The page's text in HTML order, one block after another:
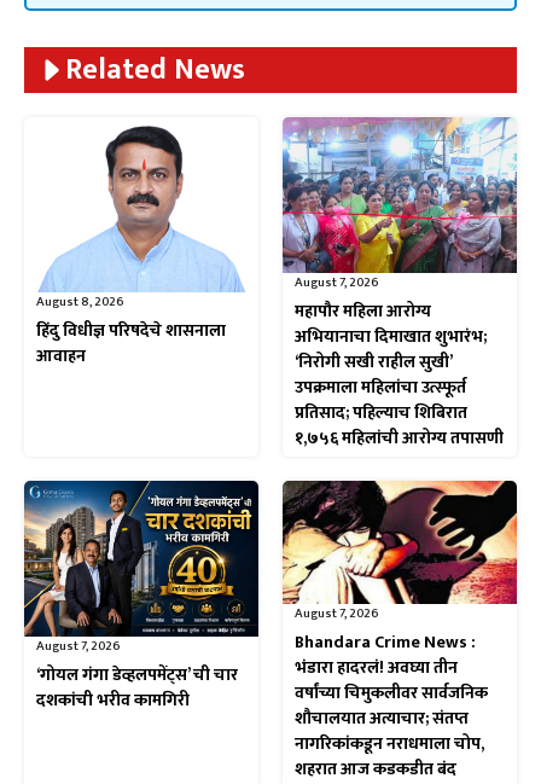
Related News
August 8, 2026
हिंदु विधीज्ञ परिषदेचे शासनाला
आवाहन
August 7, 2026
महापौर महिला आरोग्य
अभियानाचा दिमाखात शुभारंभ;
‘निरोगी सखी राहील सुखी’
उपक्रमाला महिलांचा उत्स्फूर्त
प्रतिसाद; पहिल्याच शिबिरात
१,७५६ महिलांची आरोग्य तपासणी
August 7, 2026
‘गोयल गंगा डेव्हलपमेंट्स’ ची चार
दशकांची भरीव कामगिरी
August 7, 2026
Bhandara Crime News :
भंडारा हादरलं! अवघ्या तीन
वर्षांच्या चिमुकलीवर सार्वजनिक
शौचालयात अत्याचार; संतप्त
नागरिकांकडून नराधमाला चोप,
शहरात आज कडकडीत बंद